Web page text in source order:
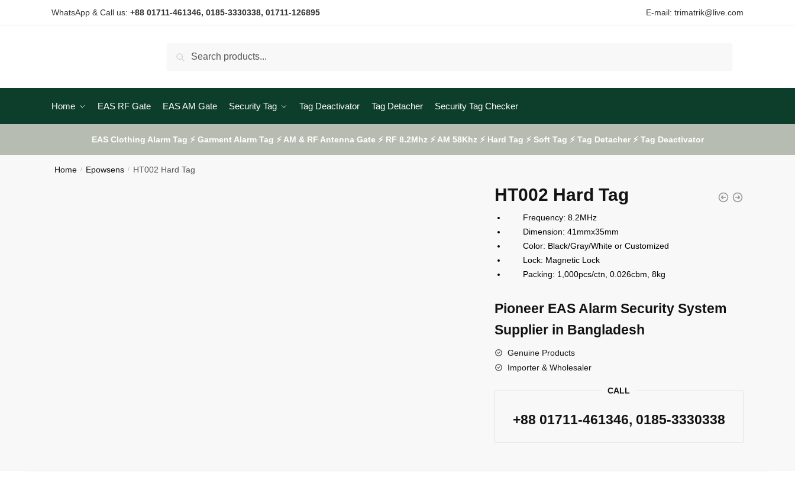
WhatsApp & Call us: +88 01711-461346, 0185-3330338, 01711-126895 E-mail: trimatrik@live.com
Search
Home EAS RF Gate EAS AM Gate Security Tag Tag Deactivator Tag Detacher Security Tag Checker
EAS Clothing Alarm Tag ⚡ Garment Alarm Tag ⚡ AM & RF Antenna Gate ⚡ RF 8.2Mhz ⚡ AM 58Khz ⚡ Hard Tag ⚡ Soft Tag ⚡ Tag Detacher ⚡ Tag Deactivator
Home / Epowsens / HT002 Hard Tag
HT002 Hard Tag
Frequency: 8.2MHz
Dimension: 41mmx35mm
Color: Black/Gray/White or Customized
Lock: Magnetic Lock
Packing: 1,000pcs/ctn, 0.026cbm, 8kg
Pioneer EAS Alarm Security System
Supplier in Bangladesh
Genuine Products
Importer & Wholesaler
CALL
+88 01711-461346, 0185-3330338